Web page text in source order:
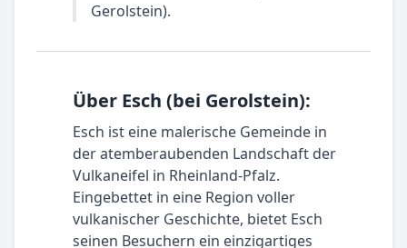
Gerolstein).
Über Esch (bei Gerolstein):
Esch ist eine malerische Gemeinde in
der atemberaubenden Landschaft der
Vulkaneifel in Rheinland-Pfalz.
Eingebettet in eine Region voller
vulkanischer Geschichte, bietet Esch
seinen Besuchern ein einzigartiges